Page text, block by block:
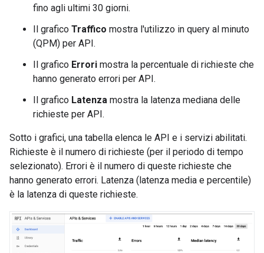
fino agli ultimi 30 giorni.
Il grafico Traffico mostra l'utilizzo in query al minuto
(QPM) per API.
Il grafico Errori mostra la percentuale di richieste che
hanno generato errori per API.
Il grafico Latenza mostra la latenza mediana delle
richieste per API.
Sotto i grafici, una tabella elenca le API e i servizi abilitati.
Richieste è il numero di richieste (per il periodo di tempo
selezionato). Errori è il numero di queste richieste che
hanno generato errori. Latenza (latenza media e percentile)
è la latenza di queste richieste.